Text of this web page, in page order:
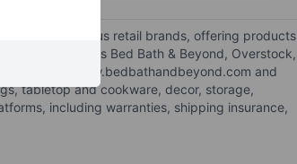
in various retail brands, offering products
currently owns Bed Bath & Beyond, Overstock,
platforms, www.bedbathandbeyond.com and
tabletop and cookware, decor, storage,
including warranties, shipping insurance,